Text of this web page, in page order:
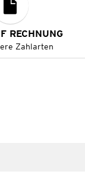
RECHNUNG
Zahlarten